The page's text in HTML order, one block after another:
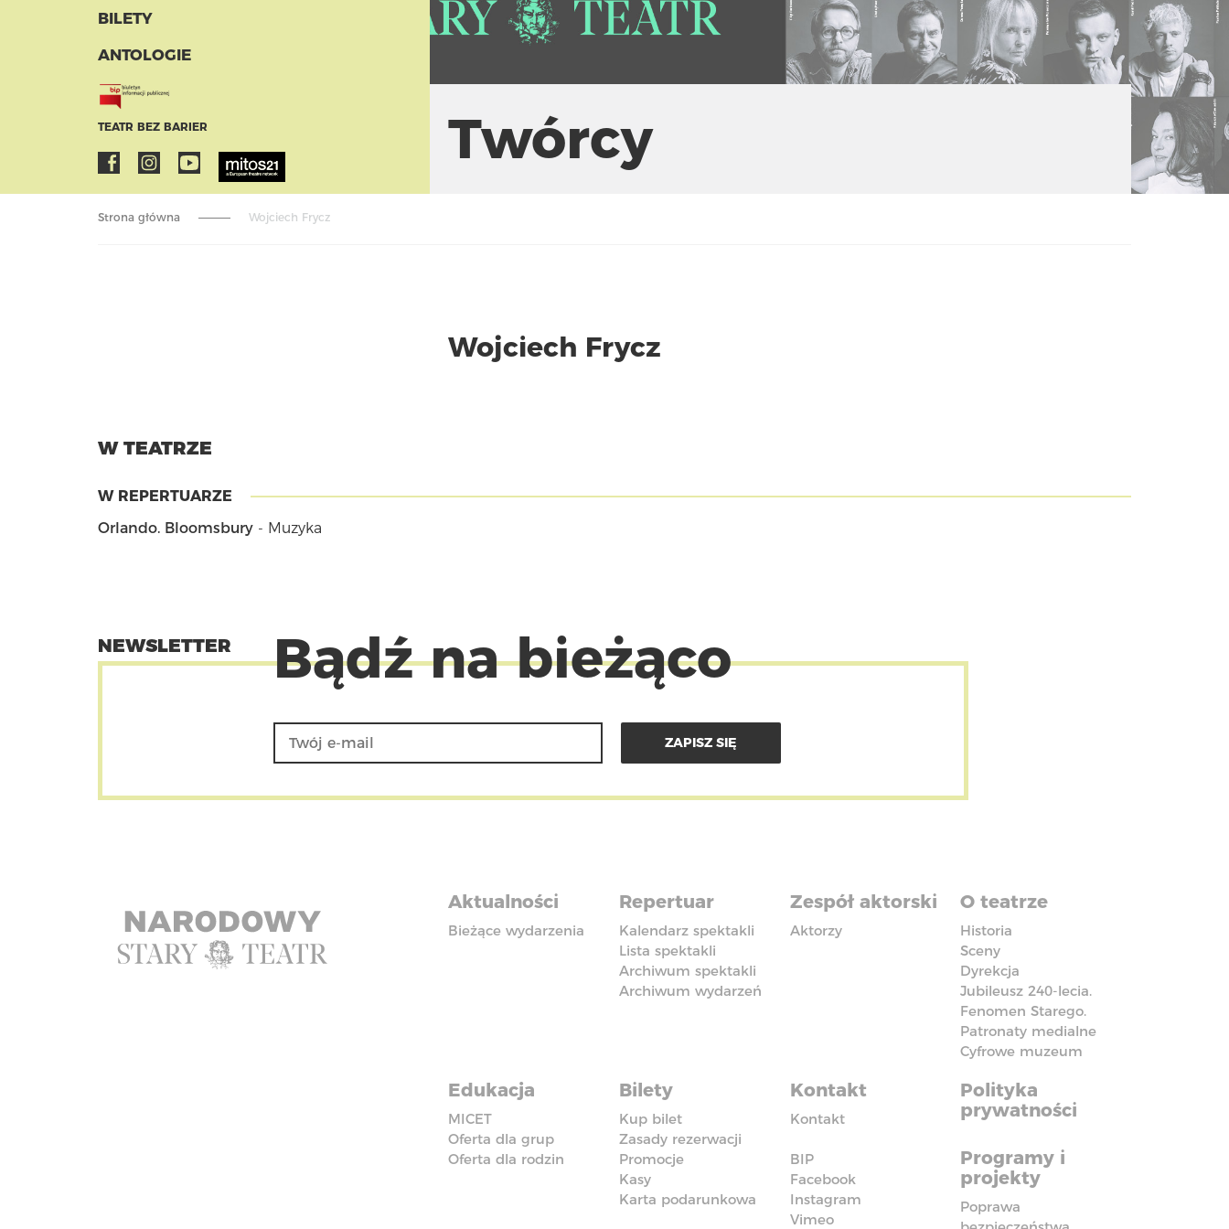
BILETY
ANTOLOGIE
TEATR BEZ BARIER Twórcy
Strona główna Wojciech Frycz
Wojciech Frycz
W TEATRZE
W REPERTUARZE
Orlando. Bloomsbury - Muzyka
NEWSLETTER Bądź na bieżąco
Aktualności
Bieżące wydarzenia
Repertuar
Kalendarz spektakli
Lista spektakli
Archiwum spektakli
Archiwum wydarzeń
Zespół aktorski
Aktorzy
O teatrze
Historia
Sceny
Dyrekcja
Jubileusz 240-lecia.
Fenomen Starego.
Patronaty medialne
Cyfrowe muzeum
Edukacja
MICET
Oferta dla grup
Oferta dla rodzin
Bilety
Kup bilet
Zasady rezerwacji
Promocje
Kasy
Karta podarunkowa
Kontakt
Kontakt
BIP
Facebook
Instagram
Vimeo
Polityka
prywatności
Programy i
projekty
Poprawa